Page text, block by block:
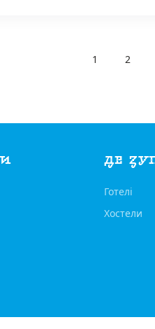
1 2
ДЕ
Готелі
Хостели